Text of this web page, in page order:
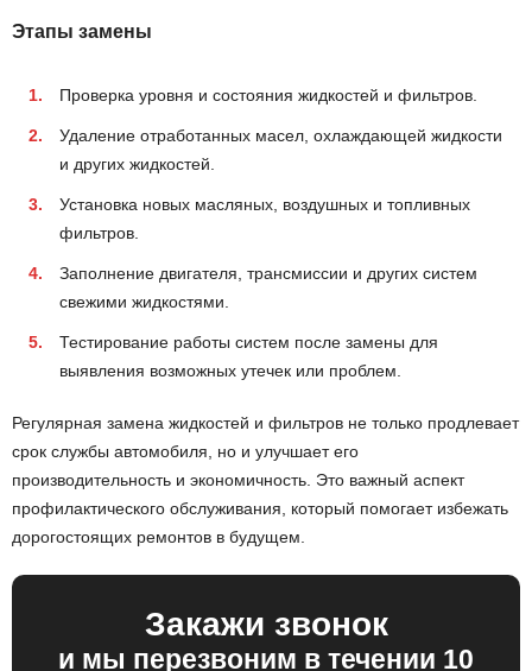
Этапы замены
Проверка уровня и состояния жидкостей и фильтров.
Удаление отработанных масел, охлаждающей жидкости
и других жидкостей.
Установка новых масляных, воздушных и топливных
фильтров.
Заполнение двигателя, трансмиссии и других систем
свежими жидкостями.
Тестирование работы систем после замены для
выявления возможных утечек или проблем.
Регулярная замена жидкостей и фильтров не только продлевает
срок службы автомобиля, но и улучшает его
производительность и экономичность. Это важный аспект
профилактического обслуживания, который помогает избежать
дорогостоящих ремонтов в будущем.
Закажи звонок
и мы перезвоним в течении 10